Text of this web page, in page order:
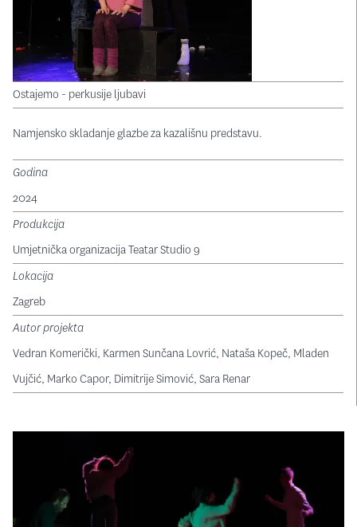
Ostajemo - perkusije ljubavi
Namjensko skladanje glazbe za kazališnu predstavu.
Godina
2024
Produkcija
Umjetnička organizacija Teatar Studio 9
Lokacija
Zagreb
Autor projekta
Vedran Komerički, Karmen Sunčana Lovrić, Nataša Kopeč, Mladen
Vujčić, Marko Capor, Dimitrije Simović, Sara Renar